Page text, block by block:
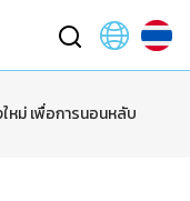
หม่ เพื่อการนอนหลับ